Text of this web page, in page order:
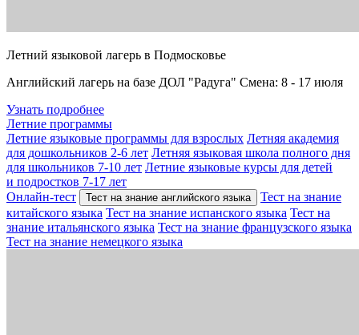
Летний языковой лагерь в Подмосковье
Английский лагерь на базе ДОЛ "Радуга" Смена: 8 - 17 июля
Узнать подробнее
Летние программы
Летние языковые программы для взрослых Летняя академия
для дошкольников 2-6 лет Летняя языковая школа полного дня
для школьников 7-10 лет Летние языковые курсы для детей
и подростков 7-17 лет
Онлайн-тест
Тест на знание английского языка
Тест на знание
китайского языка Тест на знание испанского языка Тест на
знание итальянского языка Тест на знание французского языка
Тест на знание немецкого языка